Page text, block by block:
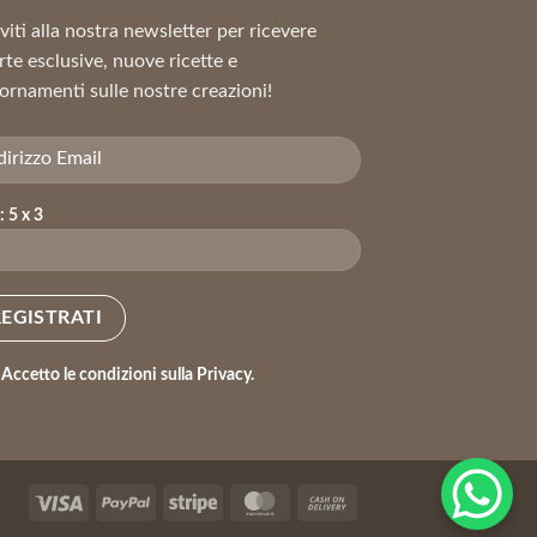
alla nostra newsletter per ricevere
esclusive, nuove ricette e
sulle nostre creazioni!
5 x 3
Accetto le condizioni sulla Privacy.